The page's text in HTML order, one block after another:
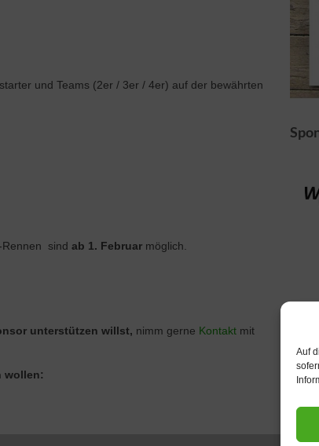
Auf
und Teams (2er / 3er / 4er) auf der bewährten
Rennen sind ab 1. Februarmöglich.
unterstützen willst, nimm gerne Kontaktmit
wollen: